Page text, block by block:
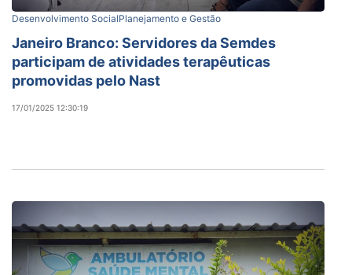
Desenvolvimento SocialPlanejamento e Gestão
Janeiro Branco: Servidores da Semdes
participam de atividades terapêuticas
promovidas pelo Nast
17/01/2025 12:30:19